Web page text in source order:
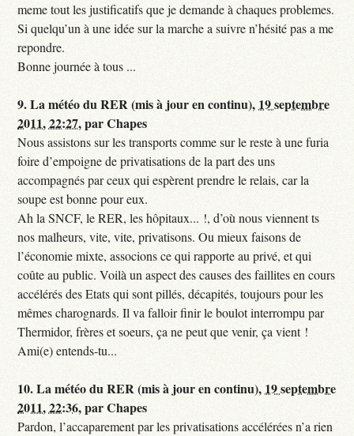
meme tout les justificatifs que je demande à chaques problemes.
Si quelqu’un à une idée sur la marche a suivre n’hésité pas a me
repondre.
Bonne journée à tous ...
9.La météo du RER (mis à jour en continu), 19 septembre
2011, 22:27,parChapes
Nous assistons sur les transports comme sur le reste à une furia
foire d’empoigne de privatisations de la part des uns
accompagnés par ceux qui espèrent prendre le relais, car la
soupe est bonne pour eux.
Ah la SNCF, le RER, les hôpitaux... !, d’où nous viennent ts
nos malheurs, vite, vite, privatisons. Ou mieux faisons de
l’économie mixte, associons ce qui rapporte au privé, et qui
coûte au public. Voilà un aspect des causes des faillites en cours
accélérés des Etats qui sont pillés, décapités, toujours pour les
mêmes charognards. Il va falloir finir le boulot interrompu par
Thermidor, frères et soeurs, ça ne peut que venir, ça vient !
Ami(e) entends-tu...
10.La météo du RER (mis à jour en continu), 19 septembre
2011, 22:36,parChapes
Pardon, l’accaparement par les privatisations accélérées n’a rien